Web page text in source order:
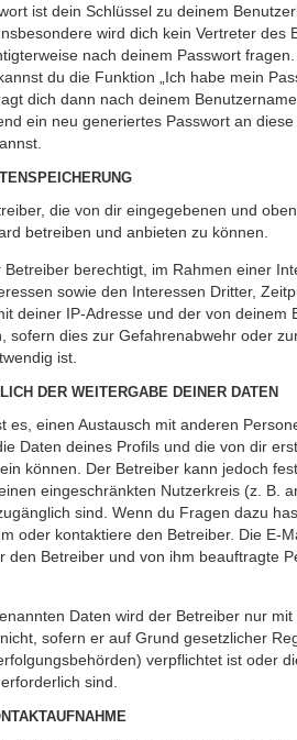
ist dein Schlüssel zu deinem
wird dich kein Vertreter des
nach deinem Passwort
du die Funktion „Ich habe mein
dich dann nach deinem
ein neu generiertes Passwort an
die von dir eingegebenen und
betreiben und anbieten zu können.
berechtigt, im Rahmen einer
sowie den Interessen Dritter,
deiner IP-Adresse und der von deinem
sofern dies zur Gefahrenabwehr oder
ist.
DER WEITERGABE DEINER DATEN
es, einen Austausch mit anderen
Daten deines Profils und die von dir
können. Der Betreiber kann jedoch
eingeschränkten Nutzerkreis (z. B.
sind. Wenn du Fragen dazu
oder kontaktiere den Betreiber. Die E-
den Betreiber und von ihm beauftragte
Daten wird der Betreiber nur
sofern er auf Grund gesetzlicher
verpflichtet ist oder
sind.